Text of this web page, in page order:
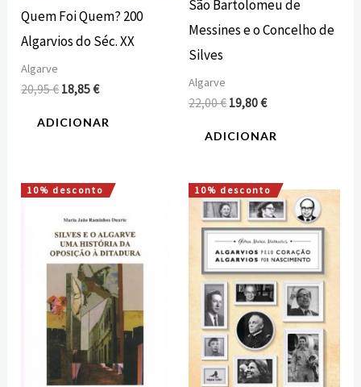
Quem Foi Quem? 200
Algarvios do Séc. XX
Algarve
20,95€ 18,85€
ADICIONAR
São Bartolomeu de
Messines e o Concelho de
Silves
Algarve
22,00€ 19,80€
ADICIONAR
10% desconto
O
original
era:
25,00 €.
O
atual
é:
22,50 €.
10% desconto
O
preço
original
era:
22,00 €.
O
preço
atual
é:
19,80 €.